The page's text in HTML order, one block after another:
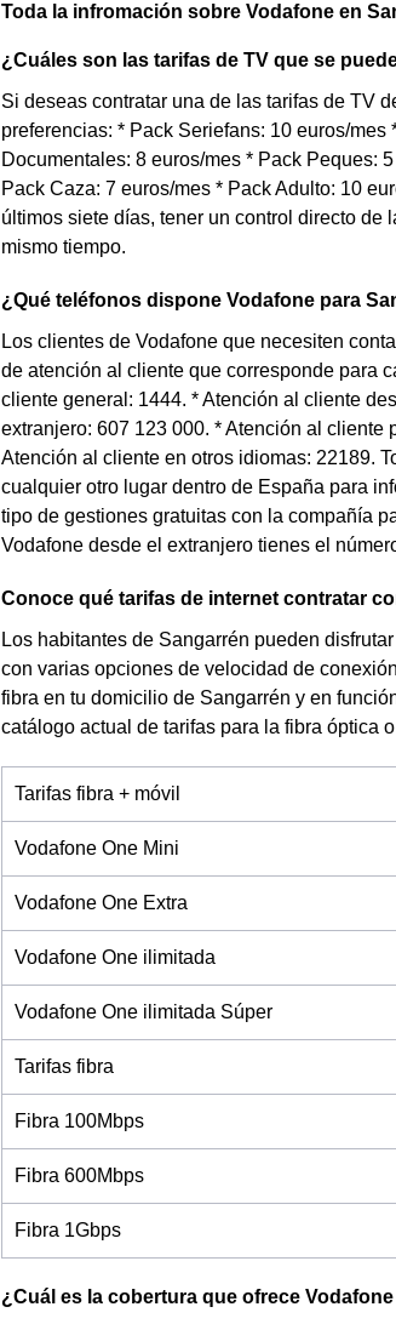
Toda la infromación sobre Vodafone en
¿Cuáles son las tarifas de TV que se
Si deseas contratar una de las tarifas de TV
preferencias: * Pack Seriefans: 10 euros/
Documentales: 8 euros/mes * Pack Peques:
Pack Caza: 7 euros/mes * Pack Adulto: 10
últimos siete días, tener un control directo de
mismo tiempo.
¿Qué teléfonos dispone Vodafone para
Los clientes de Vodafone que necesiten
de atención al cliente que corresponde para
cliente general: 1444. * Atención al cliente
extranjero: 607 123 000. * Atención al cliente
Atención al cliente en otros idiomas: 22189.
cualquier otro lugar dentro de España para
tipo de gestiones gratuitas con la compañía
Vodafone desde el extranjero tienes el
Conoce qué tarifas de internet contratar
Los habitantes de Sangarrén pueden
con varias opciones de velocidad de
fibra en tu domicilio de Sangarrén y en
catálogo actual de tarifas para la fibra óptica
Tarifas fibra + móvil
Vodafone One Mini
Vodafone One Extra
Vodafone One ilimitada
Vodafone One ilimitada Súper
Tarifas fibra
Fibra 100Mbps
Fibra 600Mbps
Fibra 1Gbps
¿Cuál es la cobertura que ofrece